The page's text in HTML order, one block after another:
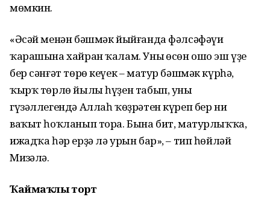
мөмкин.
«Әсәй менән бәшмәк йыйғанда фәлсәфәүи
ҡарашына хайран ҡалам. Уның өсөн ошо эш үҙе
бер сәнғәт төрө кеүек – матур бәшмәк күрһә,
ҡырҡ төрлө йылы һүҙен табып, уның
гүзәллегендә Аллаһ ҡөҙрәтен күреп бер ни
ваҡыт һоҡланып тора. Бына бит, матурлыҡҡа,
ижадҡа һәр ерҙә лә урын бар», – тип һөйләй
Миңзәлә.
Ҡаймаҡлы торт